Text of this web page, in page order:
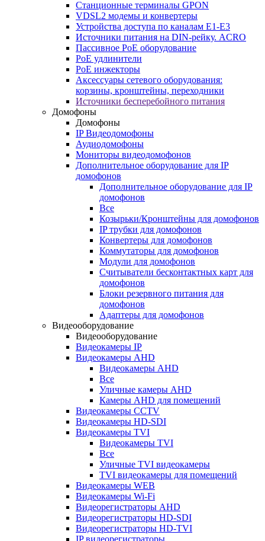
Станционные терминалы GPON
VDSL2 модемы и конвертеры
Устройства доступа по каналам E1-E3
Источники питания на DIN-рейку. ACRO
Пассивное PoE оборудование
PoE удлинители
PoE инжекторы
Аксессуары сетевого оборудования:
корзины, кронштейны, переходники
Источники бесперебойного питания
Домофоны
Домофоны
IP Видеодомофоны
Аудиодомофоны
Мониторы видеодомофонов
Дополнительное оборудование для IP
домофонов
Дополнительное оборудование для IP
домофонов
Все
Козырьки/Кронштейны для домофонов
IP трубки для домофонов
Конвертеры для домофонов
Коммутаторы для домофонов
Модули для домофонов
Считыватели бесконтактных карт для
домофонов
Блоки резервного питания для
домофонов
Адаптеры для домофонов
Видеооборудование
Видеооборудование
Видеокамеры IP
Видеокамеры AHD
Видеокамеры AHD
Все
Уличные камеры AHD
Камеры AHD для помещений
Видеокамеры CCTV
Видеокамеры HD-SDI
Видеокамеры TVI
Видеокамеры TVI
Все
Уличные TVI видеокамеры
TVI видеокамеры для помещений
Видеокамеры WEB
Видеокамеры Wi-Fi
Видеорегистраторы AHD
Видеорегистраторы HD-SDI
Видеорегистраторы HD-TVI
IP видеорегистраторы